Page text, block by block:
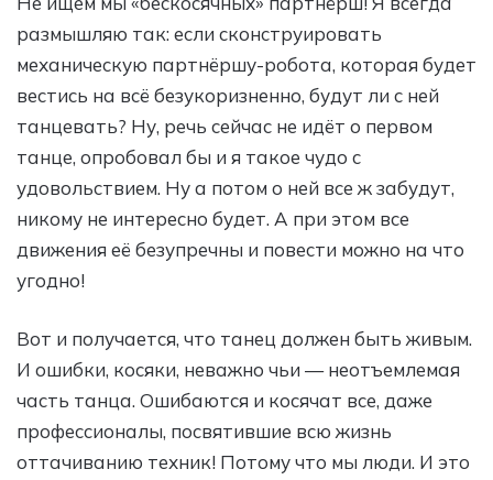
размышляю так: если сконструировать
механическую партнёршу-робота, которая будет
вестись на всё безукоризненно, будут ли с ней
танцевать? Ну, речь сейчас не идёт о первом
танце, опробовал бы и я такое чудо с
удовольствием. Ну а потом о ней все ж забудут,
никому не интересно будет. А при этом все
движения её безупречны и повести можно на что
угодно!
Вот и получается, что танец должен быть живым.
И ошибки, косяки, неважно чьи — неотъемлемая
часть танца. Ошибаются и косячат все, даже
профессионалы, посвятившие всю жизнь
оттачиванию техник! Потому что мы люди. И это